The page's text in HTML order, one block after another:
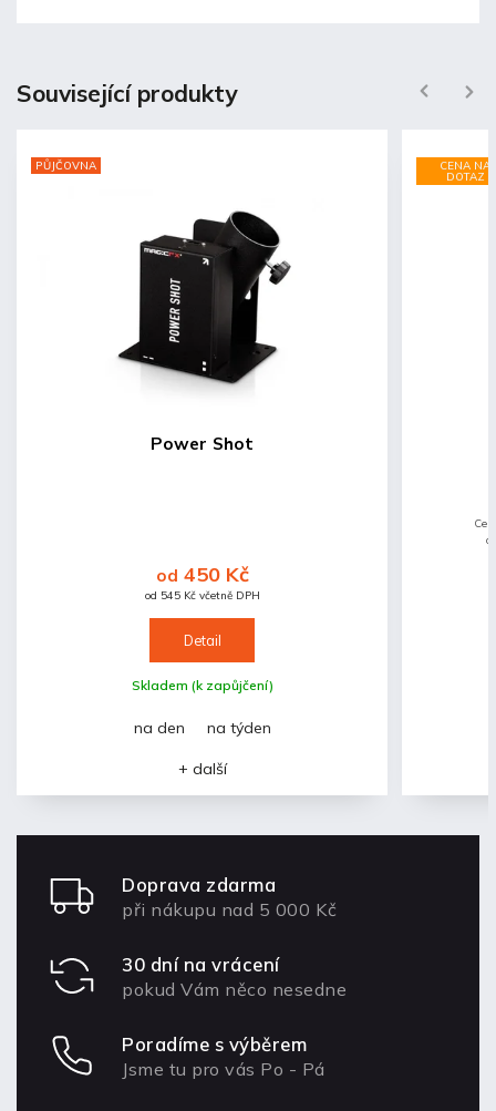
Související produkty Previous
PŮJČOVNA
Power Shot
Skladem (k zapůjčení)
od 545 Kč včetně DPH
od 450 Kč
Detail
na den na týden
+ další
CENA NA
DOTAZ
Next
Doprava zdarma
při nákupu nad 5 000 Kč
30 dní na vrácení
pokud Vám něco nesedne
Poradíme s výběrem
Jsme tu pro vás Po - Pá